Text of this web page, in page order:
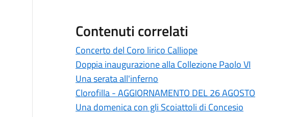
Contenuti correlati
Concerto del Coro lirico Calliope
Doppia inaugurazione alla Collezione Paolo VI
Una serata all'inferno
Clorofilla - AGGIORNAMENTO DEL 26 AGOSTO
Una domenica con gli Scoiattoli di Concesio